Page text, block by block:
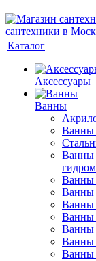
Каталог
Аксессуары
Ванны
Ванны
Ванны
Ванны
Ванны
Ванны
Ванны
Ванны
Ванны
Ванны